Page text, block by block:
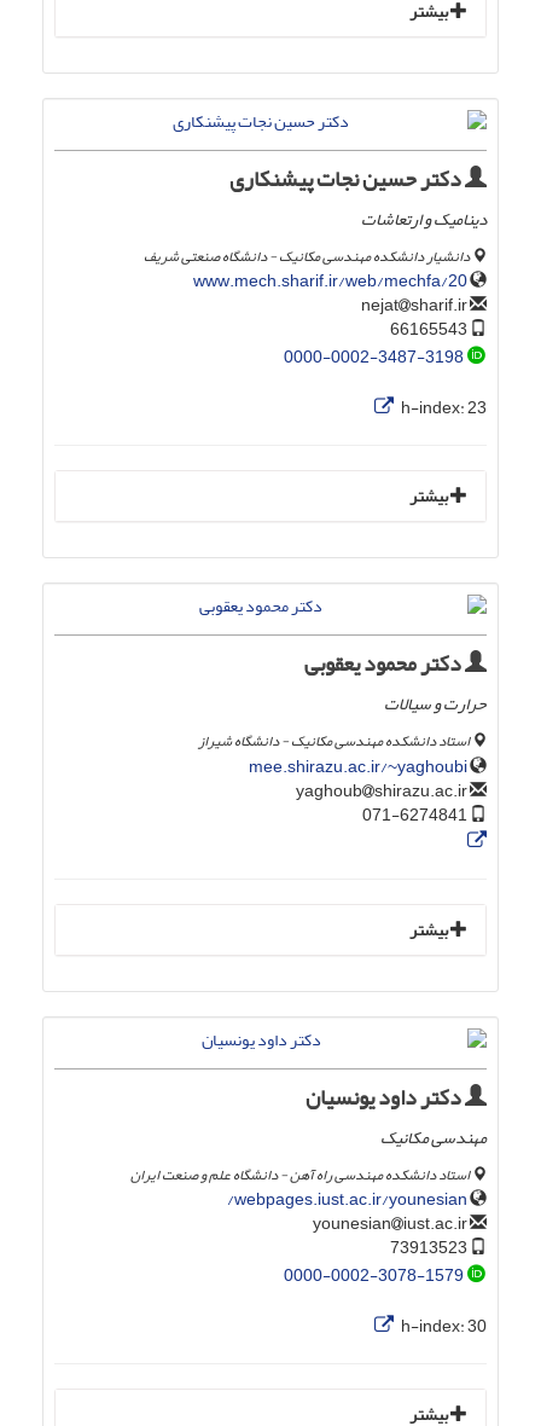
بیشتر
دکتر حسین نجات پیشنکاری
دینامیک و ارتعاشات
دانشیار دانشکده مهندسی مکانیک - دانشگاه صنعتی شریف
www.mech.sharif.ir/web/mechfa/20
sharif.ir
0000-0002-3487-3198
h-index:23
بیشتر
دکتر محمود یعقوبی
حرارت و سیالات
استاد دانشکده مهندسی مکانیک - دانشگاه شیراز
mee.shirazu.ac.ir/~yaghoubi
shirazu.ac.ir
بیشتر
دکتر داود یونسیان
مهندسی مکانیک
استاد دانشکده مهندسی راه آهن - دانشگاه علم و صنعت ایران
webpages.iust.ac.ir/younesian/
iust.ac.ir
0000-0002-3078-1579
h-index:30
بیشتر